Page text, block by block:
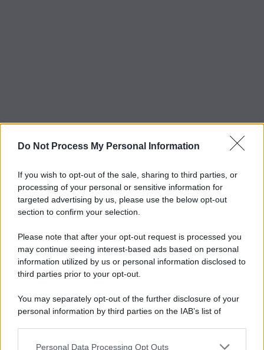
Do Not Process My Personal Information
If you wish to opt-out of the sale, sharing to third parties, or
processing of your personal or sensitive information for
targeted advertising by us, please use the below opt-out
section to confirm your selection.
Please note that after your opt-out request is processed you
may continue seeing interest-based ads based on personal
information utilized by us or personal information disclosed to
third parties prior to your opt-out.
You may separately opt-out of the further disclosure of your
personal information by third parties on the IAB’s list of
Personal Data Processing Opt Outs